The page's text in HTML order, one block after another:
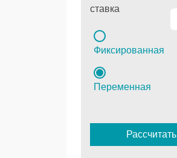
ставка
Фиксированная
Переменная
Рассчитать